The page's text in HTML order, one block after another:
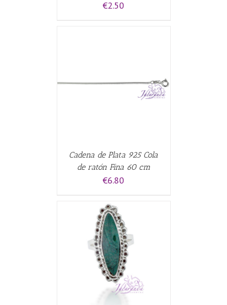
€2.50
Cadena de Plata 925 Cola
de ratón Fina 60 cm
€6.80